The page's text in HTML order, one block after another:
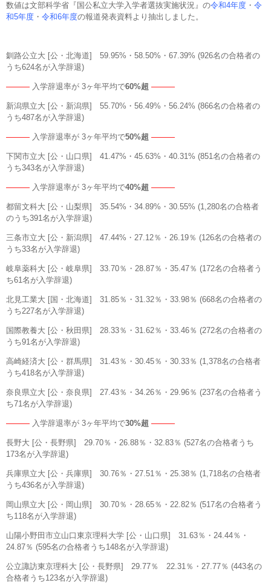
数値は文部科学省『国公私立大学入学者選抜実施状況』の令和4年度 ・ 令
和5年度 ・ 令和6年度の報道発表資料より抽出しました。
釧路公立大 [公・北海道] 59.95%・58.50%・67.39% (926名の合格者の
うち624名が入学辞退)
――― 入学辞退率が 3ヶ年平均で60%超 ―――
新潟県立大 [公・新潟県] 55.70%・56.49%・56.24% (866名の合格者の
うち487名が入学辞退)
――― 入学辞退率が 3ヶ年平均で50%超 ―――
下関市立大 [公・山口県] 41.47%・45.63%・40.31% (851名の合格者の
うち343名が入学辞退)
――― 入学辞退率が 3ヶ年平均で40%超 ―――
都留文科大 [公・山梨県] 35.54%・34.89%・30.55% (1,280名の合格者
のうち391名が入学辞退)
三条市立大 [公・新潟県] 47.44%・27.12％・26.19％ (126名の合格者の
うち33名が入学辞退)
岐阜薬科大 [公・岐阜県] 33.70％・28.87％・35.47％ (172名の合格者う
ち61名が入学辞退)
北見工業大 [国・北海道] 31.85％・31.32％・33.98％ (668名の合格者の
うち227名が入学辞退)
国際教養大 [公・秋田県] 28.33％・31.62％・33.46％ (272名の合格者の
うち91名が入学辞退)
高崎経済大 [公・群馬県] 31.43％・30.45％・30.33％ (1,378名の合格者
うち418名が入学辞退)
奈良県立大 [公・奈良県] 27.43％・34.26％・29.96％ (237名の合格者う
ち71名が入学辞退)
――― 入学辞退率が 3ヶ年平均で30%超 ―――
長野大 [公・長野県] 29.70％・26.88％・32.83％ (527名の合格者うち
173名が入学辞退)
兵庫県立大 [公・兵庫県] 30.76％・27.51％・25.38％ (1,718名の合格者
うち436名が入学辞退)
岡山県立大 [公・岡山県] 30.70％・28.65％・22.82％ (517名の合格者う
ち118名が入学辞退)
山陽小野田市立山口東京理科大学 [公・山口県] 31.63％・24.44％・
24.87％ (595名の合格者うち148名が入学辞退)
公立諏訪東京理科大 [公・長野県] 29.77％ 22.31％・27.77％ (443名の
合格者うち123名が入学辞退)